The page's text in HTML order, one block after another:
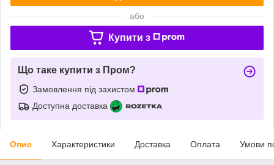
або
Купити з
Що таке купити з Пром?
Замовлення під захистом
Доступна доставка
Опис Характеристики Доставка Оплата Умови